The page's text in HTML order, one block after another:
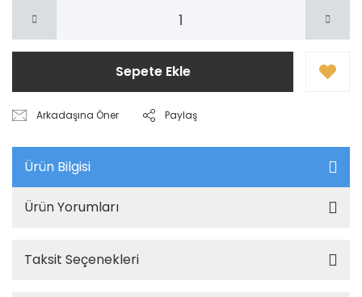
Sepete Ekle
Arkadaşına Öner Paylaş
Ürün Bilgisi
Ürün Yorumları
Taksit Seçenekleri